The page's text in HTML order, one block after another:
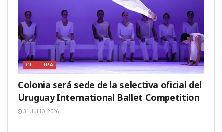
CULTURA
Colonia será sede de la selectiva oficial del
Uruguay International Ballet Competition
31 JULIO, 2026